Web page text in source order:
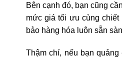
Bên cạnh đó, bạn cũng
mức giá tối ưu cùng chiết
bảo hàng hóa luôn sẵn
Thậm chí, nếu bạn